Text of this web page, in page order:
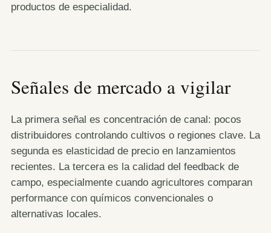
productos de especialidad.
Señales de mercado a vigilar
La primera señal es concentración de canal: pocos
distribuidores controlando cultivos o regiones clave. La
segunda es elasticidad de precio en lanzamientos
recientes. La tercera es la calidad del feedback de
campo, especialmente cuando agricultores comparan
performance con químicos convencionales o
alternativas locales.